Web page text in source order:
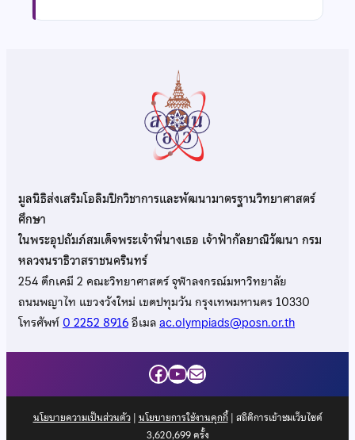
มูลนิธิส่งเสริมโอลิมปิกวิชาการและพัฒนามาตรฐานวิทยาศาสตร์
ศึกษา
ในพระอุปถัมภ์สมเด็จพระเจ้าพี่นางเธอ เจ้าฟ้ากัลยาณิวัฒนา กรม
หลวงนราธิวาสราชนครินทร์
254 ตึกเคมี 2 คณะวิทยาศาสตร์ จุฬาลงกรณ์มหาวิทยาลัย
ถนนพญาไท แขวงวังใหม่ เขตปทุมวัน กรุงเทพมหานคร 10330
โทรศัพท์0 2252 8916อีเมลac.olympiads@posn.or.th
Facebook
YouTube
Mail
นโยบายความเป็นส่วนตัว| นโยบายการใช้งานคุกกี้| สถิติการเข้าชมเว็บไซต์
3,620,699ครั้ง